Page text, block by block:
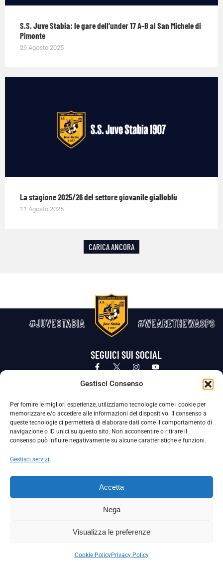
Gestisci Consenso
Per fornire le migliori esperienze, utilizziamo tecnologie come i cookie per
memorizzare e/o accedere alle informazioni del dispositivo. Il consenso a
queste tecnologie ci permetterà di elaborare dati come il comportamento di
navigazione o ID unici su questo sito. Non acconsentire o ritirare il
consenso può influire negativamente su alcune caratteristiche e funzioni.
Gestisci servizi
Accetta
Nega
Visualizza le preferenze
Cookie PolicyPrivacy Policy
S.S. Juve Stabia: le gare dell’under 17 A-B al San Michele di
Pimonte
29 Agosto 2025
La stagione 2025/26 del settore giovanile gialloblù
11 Agosto 2025
CARICA ANCORA
#JUVESTABIA #WEARETHEWASPS
SEGUICI SUI SOCIAL
Privacy Policy Cookie Policy
La Società ha nominato il Responsabile della Protezione dei Dati Personali (DPO), figura specializzata che vigila sulle modalità
adottate dalla nostra Società per tutelare i Suoi dati personali.
Per contattare il DPO può scrivere a
La Società ha inoltre adottato un proprio Codice Etico, consultabile al seguente link:
Scarica il Codice Etico
Copyright © 2024 – S.S. JUVE STABIA 1907 | P.IVA: 04246411211 | Tutti i diritti sono riservati | Made with